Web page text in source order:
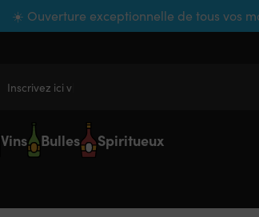
☀️ Ouverture exceptionnelle de tous vos
Inscrivez ici votre
Vins Bulles Spiritueux